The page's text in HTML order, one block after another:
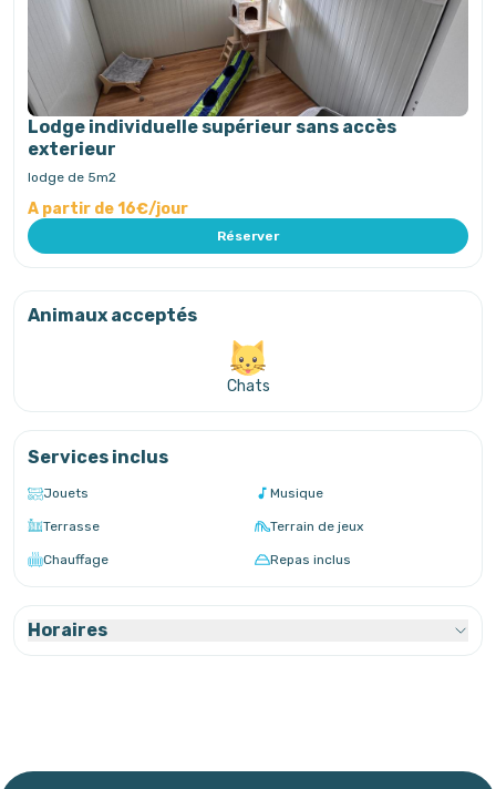
Lodge individuelle supérieur sans accès
exterieur
lodge de 5m2
A partir de 16€/jour
Réserver
Animaux acceptés
Chats
Services inclus
Jouets Musique
Terrasse Terrain de jeux
Chauffage Repas inclus
Horaires